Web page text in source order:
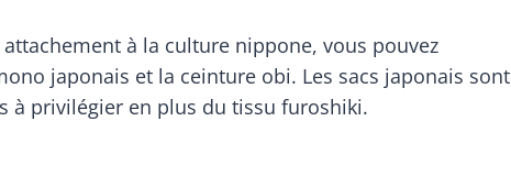
à la culture nippone, vous pouvez
japonais et la ceinture obi. Les sacs japonais sont
à privilégier en plus du tissu furoshiki.